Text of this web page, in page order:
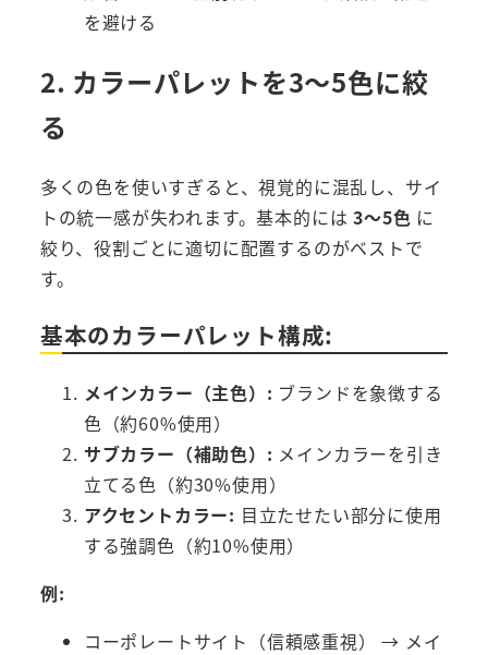
を避ける
2. カラーパレットを3～5色に絞
る
多くの色を使いすぎると、視覚的に混乱し、サイ
トの統一感が失われます。基本的には3～5色 に
絞り、役割ごとに適切に配置するのがベストで
す。
基本のカラーパレット構成:
メインカラー（主色）: ブランドを象徴する
色（約60%使用）
サブカラー（補助色）: メインカラーを引き
立てる色（約30%使用）
アクセントカラー: 目立たせたい部分に使用
する強調色（約10%使用）
例:
コーポレートサイト（信頼感重視） → メイ